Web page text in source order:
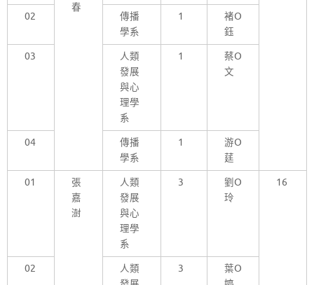
春
02
傳播
學系
1
褚O
鈺
03
人類
發展
與心
理學
系
1
蔡O
文
04
傳播
學系
1
游O
莛
01
張
嘉
澍
人類
發展
與心
理學
系
3
劉O
玲
16
02
人類
3
葉O